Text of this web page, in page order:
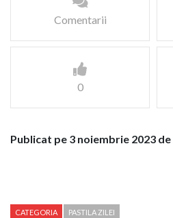
Comentarii
0
Publicat pe 3 noiembrie 2023 de
CATEGORIA PASTILA ZILEI